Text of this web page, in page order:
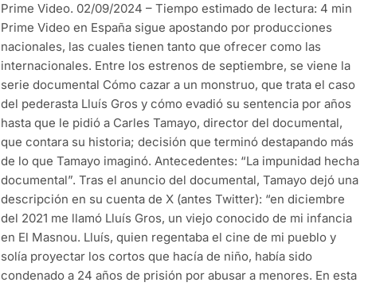
Prime Video. 02/09/2024 – Tiempo estimado de lectura: 4 min
Prime Video en España sigue apostando por producciones
nacionales, las cuales tienen tanto que ofrecer como las
internacionales. Entre los estrenos de septiembre, se viene la
serie documental Cómo cazar a un monstruo, que trata el caso
del pederasta Lluís Gros y cómo evadió su sentencia por años
hasta que le pidió a Carles Tamayo, director del documental,
que contara su historia; decisión que terminó destapando más
de lo que Tamayo imaginó. Antecedentes: “La impunidad hecha
documental”. Tras el anuncio del documental, Tamayo dejó una
descripción en su cuenta de X (antes Twitter): “en diciembre
del 2021 me llamó Lluís Gros, un viejo conocido de mi infancia
en El Masnou. Lluís, quien regentaba el cine de mi pueblo y
solía proyectar los cortos que hacía de niño, había sido
condenado a 24 años de prisión por abusar a menores. En esta